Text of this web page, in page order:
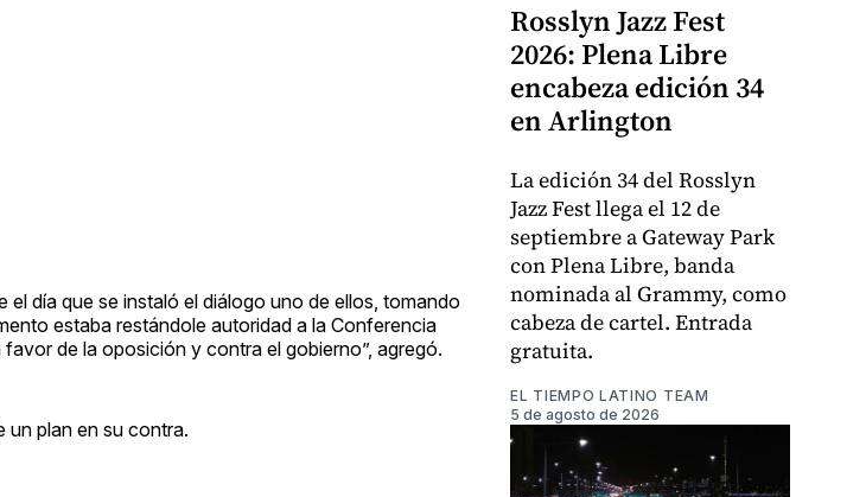
día que se instaló el diálogo uno de ellos, tomando
estaba restándole autoridad a la Conferencia
de la oposición y contra el gobierno”, agregó.
un plan en su contra.
Rosslyn Jazz Fest
2026: Plena Libre
encabeza edición 34
en Arlington
La edición 34 del Rosslyn
Jazz Fest llega el 12 de
septiembre a Gateway Park
con Plena Libre, banda
nominada al Grammy, como
cabeza de cartel. Entrada
gratuita.
EL TIEMPO LATINO TEAM
5 de agosto de 2026